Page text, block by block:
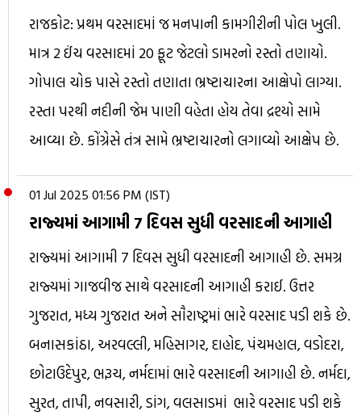
રાજકોટ: પ્રથમ વરસાદમાં જ મનપાની કામગીરીની પોલ ખુલી.
માત્ર 2 ઈંચ વરસાદમાં 20 ફૂટ જેટલો ડામરનો રસ્તો તણાયો.
ગોપાલ ચોક પાસે રસ્તો તણાતા ભ્રષ્ટાચારના આક્ષેપો લાગ્યા.
રસ્તા પરથી નદીની જેમ પાણી વહેતા હોય તેવા દ્રશ્યો સામે
આવ્યા છે. કોંગ્રેસે તંત્ર સામે ભ્રષ્ટાચારનો લગાવ્યો આક્ષેપ છે.
01 Jul 2025 01:56 PM (IST)
રાજ્યમાં આગામી 7 દિવસ સુધી વરસાદની આગાહી
રાજ્યમાં આગામી 7 દિવસ સુધી વરસાદની આગાહી છે. સમગ્ર
રાજ્યમાં ગાજવીજ સાથે વરસાદની આગાહી કરાઈ. ઉત્તર
ગુજરાત, મધ્ય ગુજરાત અને સૌરાષ્ટ્રમાં ભારે વરસાદ પડી શકે છે.
બનાસકાંઠા, અરવલ્લી, મહિસાગર, દાહોદ, પંચમહાલ, વડોદરા,
છોટાઉદેપુર, ભરૂચ, નર્મદામાં ભારે વરસાદની આગાહી છે. નર્મદા,
સુરત, તાપી, નવસારી, ડાંગ, વલસાડમાં ભારે વરસાદ પડી શકે